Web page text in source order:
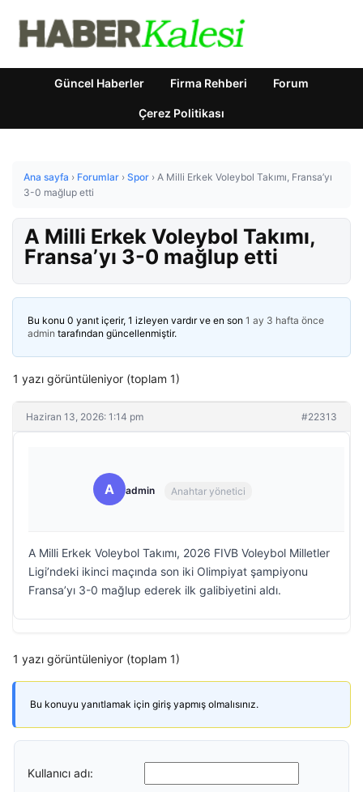
Güncel Haberler Firma Rehberi Forum
Çerez Politikası
Ana sayfa › Forumlar › Spor › A Milli Erkek Voleybol Takımı, Fransa’yı
3-0 mağlup etti
A Milli Erkek Voleybol Takımı,
Fransa’yı 3-0 mağlup etti
Bu konu 0 yanıt içerir, 1 izleyen vardır ve en son 1 ay 3 hafta önce
admin tarafından güncellenmiştir.
1 yazı görüntüleniyor (toplam 1)
Haziran 13, 2026: 1:14 pm #22313
A admin Anahtar yönetici
A Milli Erkek Voleybol Takımı, 2026 FIVB Voleybol Milletler
Ligi’ndeki ikinci maçında son iki Olimpiyat şampiyonu
Fransa’yı 3-0 mağlup ederek ilk galibiyetini aldı.
1 yazı görüntüleniyor (toplam 1)
Bu konuyu yanıtlamak için giriş yapmış olmalısınız.
Kullanıcı adı: